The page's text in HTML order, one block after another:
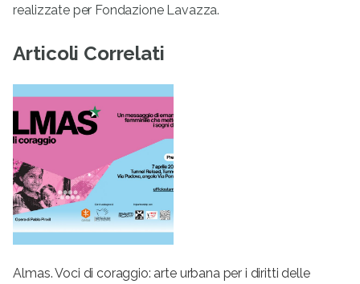
realizzate per Fondazione Lavazza.
Articoli Correlati
Almas. Voci di coraggio: arte urbana per i diritti delle